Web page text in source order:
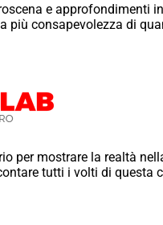
e approfondimenti
più consapevolezza di
per mostrare la realtà
tutti i volti di questa